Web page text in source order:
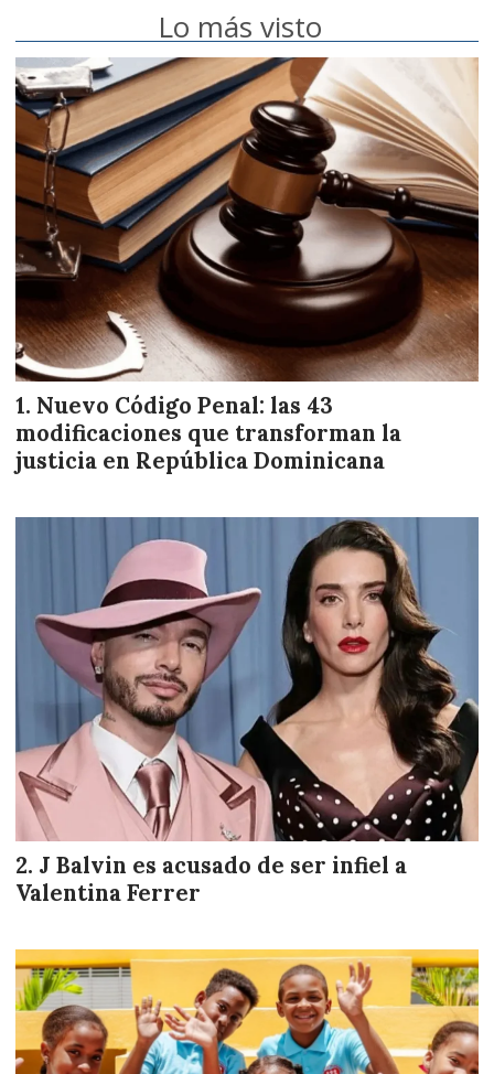
Lo más visto
Nuevo Código Penal: las 43
modificaciones que transforman la
justicia en República Dominicana
J Balvin es acusado de ser infiel a
Valentina Ferrer